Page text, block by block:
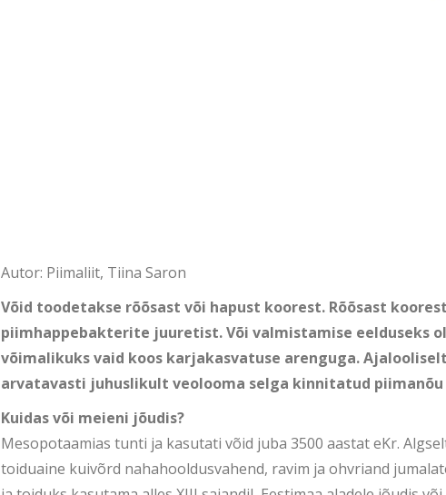
Autor: Piimaliit, Tiina Saron
Võid toodetakse rõõsast või hapust koorest. Rõõsast
piimhappebakterite juuretist. Või valmistamise eelduseks
võimalikuks vaid koos karjakasvatuse arenguga.
arvatavasti juhuslikult veolooma selga kinnitatud
Kuidas või meieni jõudis?
Mesopotaamias tunti ja kasutati võid juba 3500 aastat eKr.
toiduaine kuivõrd nahahooldusvahend, ravim ja ohvriand